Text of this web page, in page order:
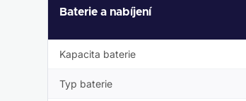
Baterie a nabíjení
Kapacita baterie
Typ baterie